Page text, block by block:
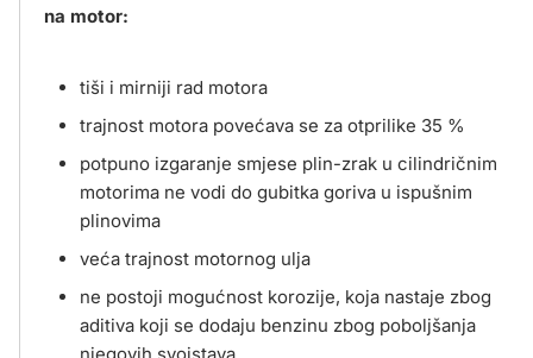
na motor:
tiši i mirniji rad motora
trajnost motora povećava se za otprilike 35 %
potpuno izgaranje smjese plin-zrak u cilindričnim
motorima ne vodi do gubitka goriva u ispušnim
plinovima
veća trajnost motornog ulja
ne postoji mogućnost korozije, koja nastaje zbog
aditiva koji se dodaju benzinu zbog poboljšanja